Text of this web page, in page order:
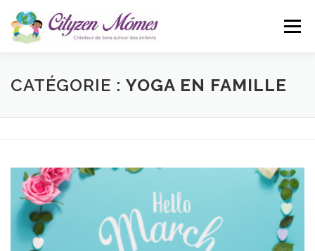
contenu
Menu
ACCUEIL L’ASSOCIATION ACTUALITÉS
CATÉGORIE : YOGA EN FAMILLE